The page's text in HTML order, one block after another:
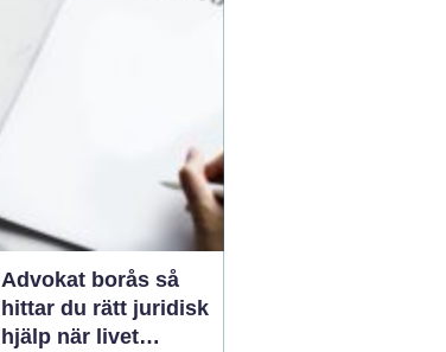
taxiresa kan betyda att
Advokat borås så
hittar du rätt juridisk
hjälp när livet